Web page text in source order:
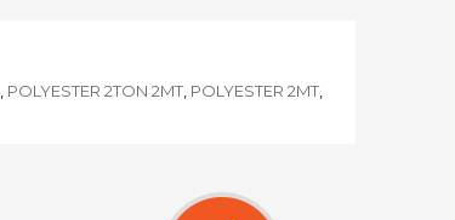
, POLYESTER 2TON 2MT, POLYESTER 2MT,